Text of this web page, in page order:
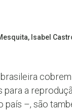
Isabel
para a
país –, são